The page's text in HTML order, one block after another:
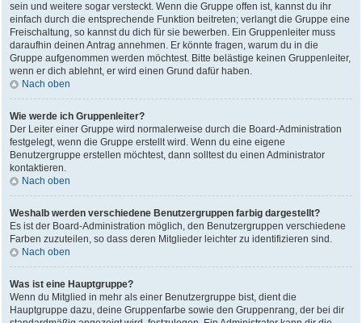
sein und weitere sogar versteckt. Wenn die Gruppe offen ist, kannst du ihr
einfach durch die entsprechende Funktion beitreten; verlangt die Gruppe eine
Freischaltung, so kannst du dich für sie bewerben. Ein Gruppenleiter muss
daraufhin deinen Antrag annehmen. Er könnte fragen, warum du in die
Gruppe aufgenommen werden möchtest. Bitte belästige keinen Gruppenleiter,
wenn er dich ablehnt, er wird einen Grund dafür haben.
Nach oben
Wie werde ich Gruppenleiter?
Der Leiter einer Gruppe wird normalerweise durch die Board-Administration
festgelegt, wenn die Gruppe erstellt wird. Wenn du eine eigene
Benutzergruppe erstellen möchtest, dann solltest du einen Administrator
kontaktieren.
Nach oben
Weshalb werden verschiedene Benutzergruppen farbig dargestellt?
Es ist der Board-Administration möglich, den Benutzergruppen verschiedene
Farben zuzuteilen, so dass deren Mitglieder leichter zu identifizieren sind.
Nach oben
Was ist eine Hauptgruppe?
Wenn du Mitglied in mehr als einer Benutzergruppe bist, dient die
Hauptgruppe dazu, deine Gruppenfarbe sowie den Gruppenrang, der bei dir